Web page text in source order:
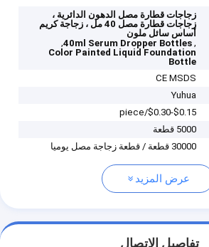
زجاجات قطارة مصل الدهون الدائرية ،
زجاجات قطارة مصل 40 مل ، زجاجة كريم
أساس سائل ملون
,
40ml Serum Dropper Bottles
,
Color Painted Liquid Foundation
Bottle
CE MSDS
Yuhua
$0.15-$0.30/piece
5000 قطعة
30000 قطعة / قطعة زجاجة مصل يوميا
عرض المزيد
تفاصيل الاتصال